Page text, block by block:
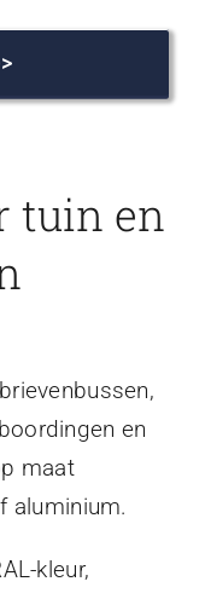
tuin en
en
maat
aluminium.
kleur,